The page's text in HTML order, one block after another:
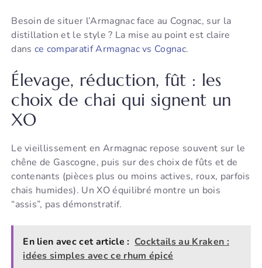
Besoin de situer l’Armagnac face au Cognac, sur la
distillation et le style ? La mise au point est claire
dans ce comparatif Armagnac vs Cognac.
Élevage, réduction, fût : les
choix de chai qui signent un
XO
Le vieillissement en Armagnac repose souvent sur le
chêne de Gascogne, puis sur des choix de fûts et de
contenants (pièces plus ou moins actives, roux, parfois
chais humides). Un XO équilibré montre un bois
“assis”, pas démonstratif.
En lien avec cet article : Cocktails au Kraken :
idées simples avec ce rhum épicé